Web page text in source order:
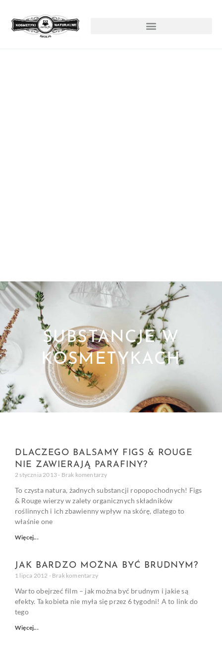
SUBSTANCJE W
KOSMETYKACH
DLACZEGO BALSAMY FIGS & ROUGE
NIE ZAWIERAJĄ PARAFINY?
2 stycznia 2013 Brak komentarzy
To czysta natura, żadnych substancji ropopochodnych! Figs
& Rouge wierzy w zalety organicznych składników
roślinnych i ich zbawienny wpływ na skórę, dlatego to
właśnie one
Więcej...
JAK BARDZO MOŻNA BYĆ BRUDNYM?
1 lipca 2012 Brak komentarzy
Warto obejrzeć film – jak można być brudnym i jakie są
efekty. Ta kobieta nie myła się przez 6 tygodni! A to link do
tego
Więcej...